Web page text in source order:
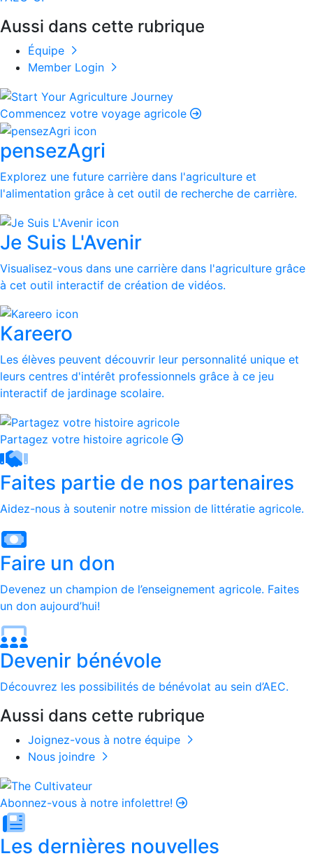
Aussi dans cette rubrique
Équipe
Member Login
Commencez votre voyage agricole
pensezAgri
Explorez une future carrière dans l'agriculture et
l'alimentation grâce à cet outil de recherche de carrière.
Je Suis L'Avenir
Visualisez-vous dans une carrière dans l'agriculture grâce
à cet outil interactif de création de vidéos.
Kareero
Les élèves peuvent découvrir leur personnalité unique et
leurs centres d'intérêt professionnels grâce à ce jeu
interactif de jardinage scolaire.
Partagez votre histoire agricole
Faites partie de nos partenaires
Aidez-nous à soutenir notre mission de littératie agricole.
Faire un don
Devenez un champion de l’enseignement agricole. Faites
un don aujourd’hui!
Devenir bénévole
Découvrez les possibilités de bénévolat au sein d’AEC.
Aussi dans cette rubrique
Joignez-vous à notre équipe
Nous joindre
Abonnez-vous à notre infolettre!
Les dernières nouvelles